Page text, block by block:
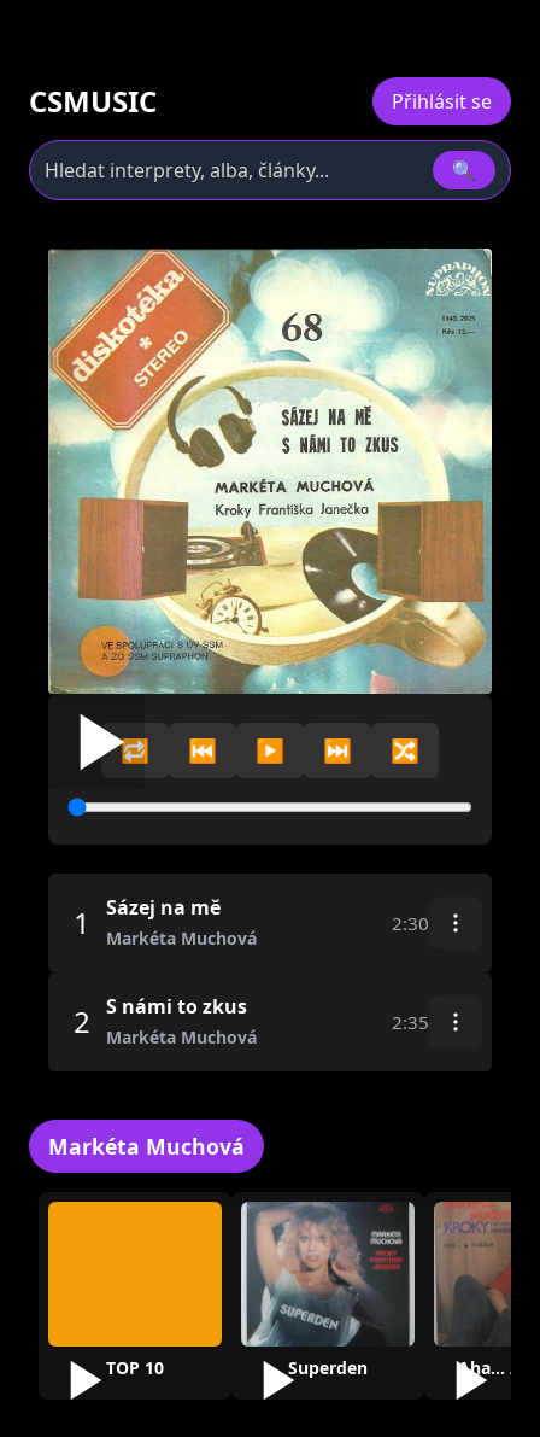
CSMUSIC Přihlásit se
🔍
🔁 ⏮️ ▶️ ⏭️ 🔀
1 Sázej na mě
Markéta Muchová
2:30
2 S námi to zkus
Markéta Muchová
2:35
Markéta Muchová
TOP 10 Superden Aha... /